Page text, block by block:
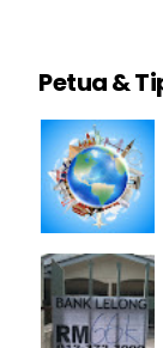
Petua &